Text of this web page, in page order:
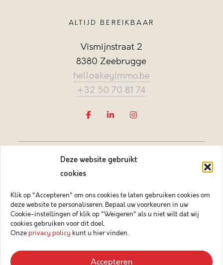
Deze website gebruikt
cookies
Klik op "Accepteren" om ons cookies te laten gebruiken cookies om
deze website te personaliseren. Bepaal uw voorkeuren in uw
Cookie-instellingen of klik op "Weigeren" als u niet wilt dat wij
cookies gebruiken voor dit doel.
Onze privacy policy kunt u hier vinden.
Accepteren
ALTIJD BEREIKBAAR
Vismijnstraat 2
8380 Zeebrugge
hello@keyimmo.be
+32 50 70 81 74
Vastgoedmakelaar-bemiddelaar BIV België BIV 505084
Ondernemingsnummer BTW-BE 0878.744.081 BA &
borgstelling via NV AXA Belgium (polisnr. 730.390.160)
© 2026 Key Immo